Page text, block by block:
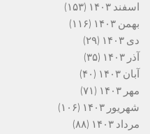
اسفند ۱۴۰۳
(۱۵۳)
بهمن ۱۴۰۳
(۱۱۶)
دی ۱۴۰۳
(۲۹)
آذر ۱۴۰۳
(۳۵)
آبان ۱۴۰۳
(۴۰)
مهر ۱۴۰۳
(۷۱)
شهریور ۱۴۰۳
(۱۰۶)
مرداد ۱۴۰۳
(۸۸)